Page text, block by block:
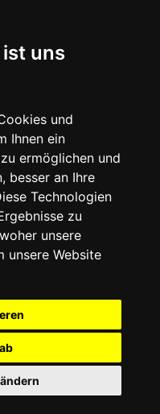
uns
und
Ihnen ein
ermöglichen und
besser an Ihre
Technologien
zu
unsere
unsere Website